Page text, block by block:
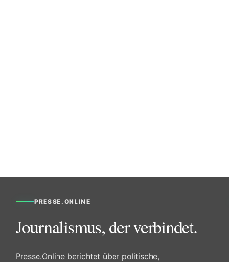
PRESSE.ONLINE
Journalismus, der verbindet.
Presse.Online berichtet über politische,